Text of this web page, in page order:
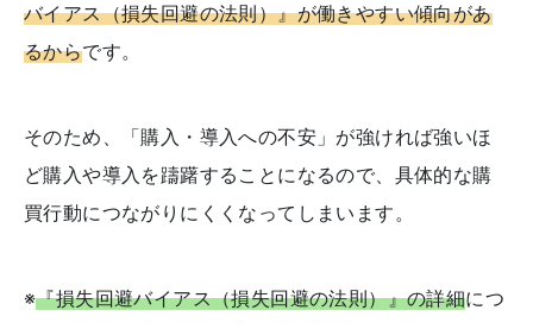
バイアス（損失回避の法則）』が働きやすい傾向があ
るからです。
そのため、「購入・導入への不安」が強ければ強いほ
ど購入や導入を躊躇することになるので、具体的な購
買行動につながりにくくなってしまいます。
※『損失回避バイアス（損失回避の法則）』の詳細につ